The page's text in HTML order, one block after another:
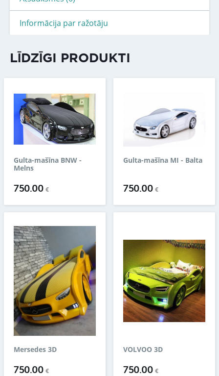
Informācija par ražotāju
LĪDZĪGI PRODUKTI
Gulta-mašīna BNW -
Melns
750.00€
Gulta-mašīna MI - Balta
750.00€
Mersedes 3D
750.00€
VOLVOO 3D
750.00€